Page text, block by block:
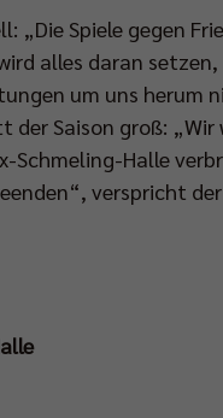
„Die Spiele gegen
alles daran
um uns herum
Saison groß: „Wir
Schmeling-Halle
verspricht